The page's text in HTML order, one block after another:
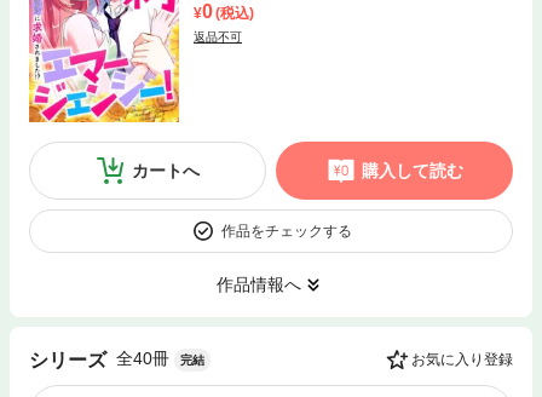
0(税込)
返品不可
カートへ 購入して読む
作品をチェックする
作品情報へ
シリーズ 全40冊 完結 お気に入り登録